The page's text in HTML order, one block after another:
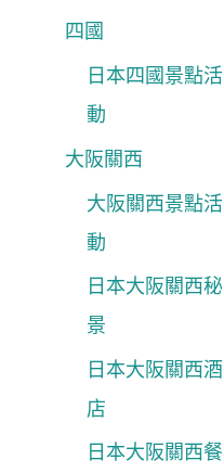
四國
日本四國景點活
動
大阪關西
大阪關西景點活
動
日本大阪關西秘
景
日本大阪關西酒
店
日本大阪關西餐